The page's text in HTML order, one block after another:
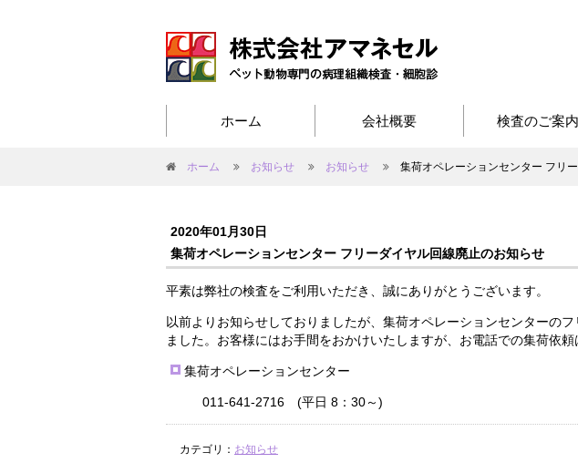
ホーム 会社概要 検査のご案内
ホーム お知らせ お知らせ 集荷オペレーションセンター フリ
2020年01月30日
集荷オペレーションセンター フリーダイヤル回線廃止のお知らせ
平素は弊社の検査をご利用いただき、誠にありがとうございます。
以前よりお知らせしておりましたが、集荷オペレーションセンターの
ました。お客様にはお手間をおかけいたしますが、お電話での集荷依
集荷オペレーションセンター
011-641-2716 (平日 8：30～)
カテゴリ： お知らせ